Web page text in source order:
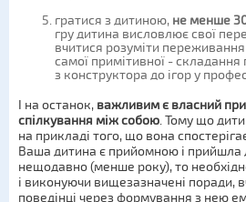
гратися з дитиною, не менше
гру дитина висловлює свої
вчитися розуміти
самої примітивної - складання
з конструктора до ігор у
І на останок, важливим є власний
спілкування між собою. Тому що
на прикладі того, що вона
Ваша дитина є прийомною і прийшла
нещодавно (менше року), то
і виконуючи вищезазначені поради,
поведінці через формування з нею